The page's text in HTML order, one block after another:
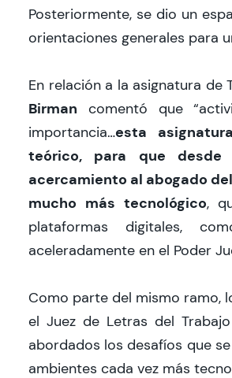
Posteriormente, se dio un
orientaciones generales para
En relación a la asignatura de
Birman comentó que
importancia…esta
teórico, para que
acercamiento al abogado
mucho más tecnológico,
plataformas digitales,
aceleradamente en el Poder
Como parte del mismo ramo,
el Juez de Letras del
abordados los desafíos que
ambientes cada vez más